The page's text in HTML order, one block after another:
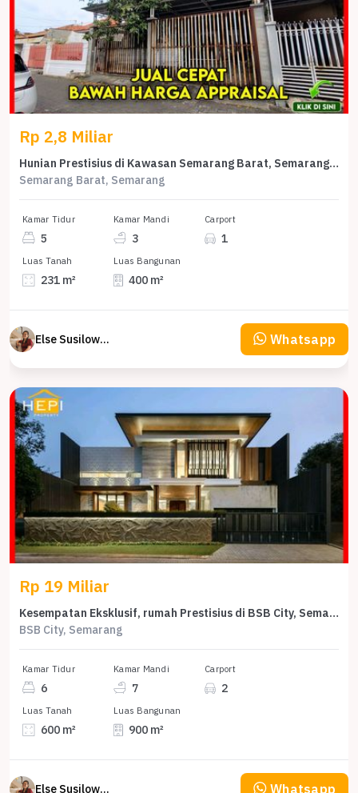
Rp 2,8 Miliar
Hunian Prestisius di Kawasan Semarang Barat, Semarang, LB 400m², Harga 2,8 Miliar
Semarang Barat, Semarang
Kamar Tidur
5
Kamar Mandi
3
Carport
1
Luas Tanah
231 m²
Luas Bangunan
400 m²
Else Susilowaty Whatsapp
Rp 19 Miliar
Kesempatan Eksklusif, rumah Prestisius di BSB City, Semarang, LB 900m²
BSB City, Semarang
Kamar Tidur
6
Kamar Mandi
7
Carport
2
Luas Tanah
600 m²
Luas Bangunan
900 m²
Else Susilowaty Whatsapp